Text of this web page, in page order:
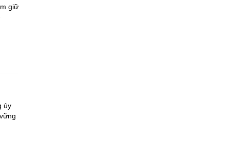
giữ
ủy